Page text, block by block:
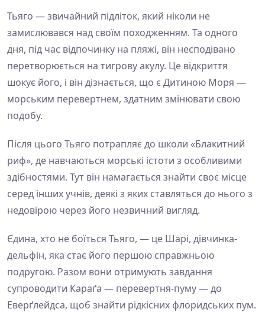
Тьяго — звичайний підліток, який ніколи не
замислювався над своїм походженням. Та одного
дня, під час відпочинку на пляжі, він несподівано
перетворюється на тигрову акулу. Це відкриття
шокує його, і він дізнається, що є Дитиною Моря —
морським перевертнем, здатним змінювати свою
подобу.
Після цього Тьяго потрапляє до школи «Блакитний
риф», де навчаються морські істоти з особливими
здібностями. Тут він намагається знайти своє місце
серед інших учнів, деякі з яких ставляться до нього з
недовірою через його незвичний вигляд.
Єдина, хто не боїться Тьяго, — це Шарі, дівчинка-
дельфін, яка стає його першою справжньою
подругою. Разом вони отримують завдання
супроводити Караґа — перевертня-пуму — до
Еверґлейдса, щоб знайти рідкісних флоридських пум.